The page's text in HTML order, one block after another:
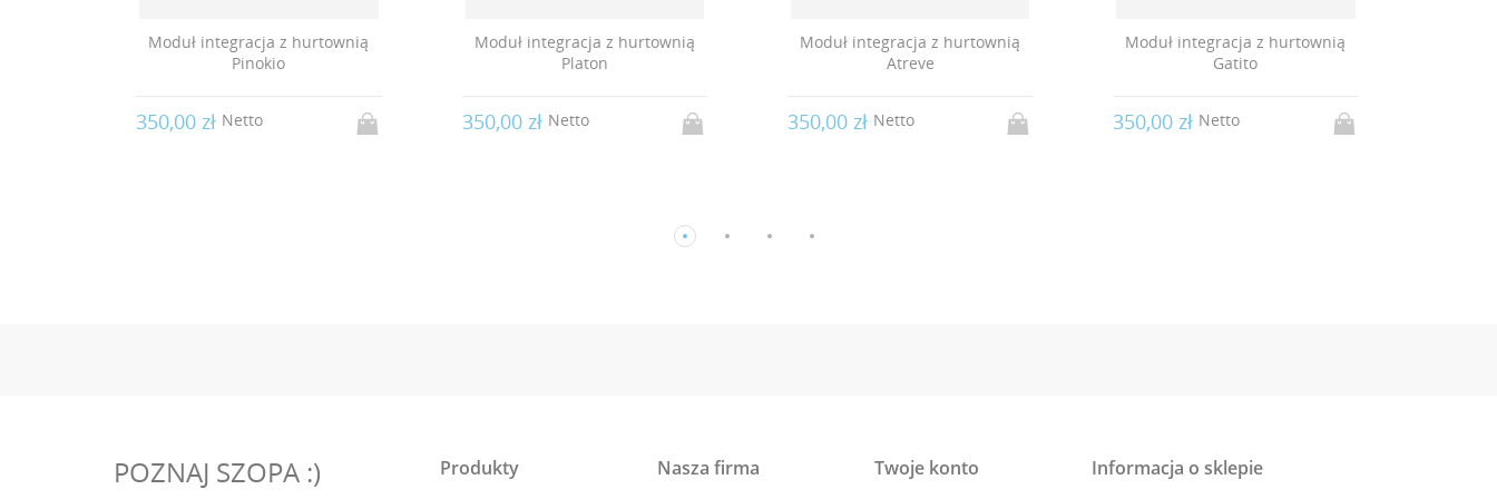
Moduł integracja z hurtownią
Platon
350,00 zł Netto
Moduł integracja z hurtownią
Atreve
350,00 zł Netto
Moduł integracja z hurtownią
Gatito
350,00 zł Netto
Moduł integracja z hurtownią
Playroom.pl
350,00 zł Netto
POZNAJ SZOPA :) Produkty Nasza firma Twoje konto Informacja o sklepie